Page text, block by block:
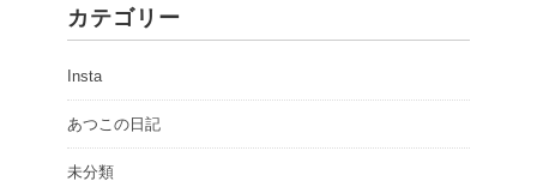
カテゴリー
Insta
あつこの日記
未分類